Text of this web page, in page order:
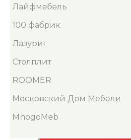
Лайфмебель
100 фабрик
Лазурит
Столплит
ROOMER
Московский Дом Мебели
MnogoMeb